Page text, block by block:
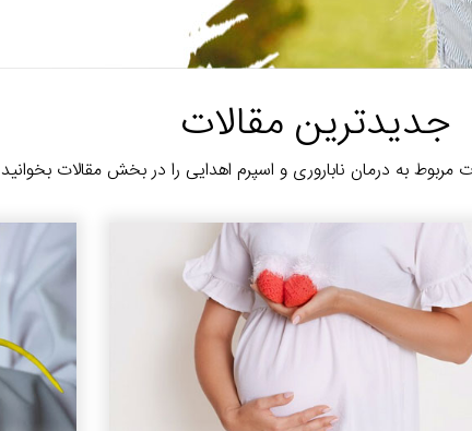
جدیدترین مقالات
مربوط به درمان ناباروری و اسپرم اهدایی را در بخش مقالات بخوانید